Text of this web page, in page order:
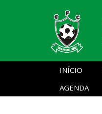
INÍCIO
AGENDA